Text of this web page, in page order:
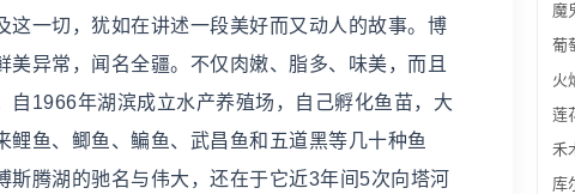
一切，犹如在讲述一段美好而又动人的故事。博
异常，闻名全疆。不仅肉嫩、脂多、味美，而且
1966年湖滨成立水产养殖场，自己孵化鱼苗，大
鱼、鲫鱼、鳊鱼、武昌鱼和五道黑等几十种鱼
腾湖的驰名与伟大，还在于它近3年间5次向塔河
魔
葡
火
莲
禾
库